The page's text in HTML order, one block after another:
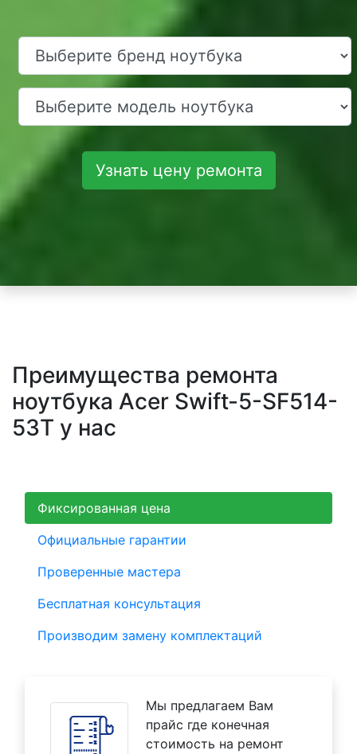
Узнать цену ремонта
Преимущества ремонта
ноутбука Acer Swift-5-SF514-
53T у нас
Фиксированная цена
Официальные гарантии
Проверенные мастера
Бесплатная консультация
Производим замену комплектаций
Мы предлагаем Вам
прайс где конечная
стоимость на ремонт